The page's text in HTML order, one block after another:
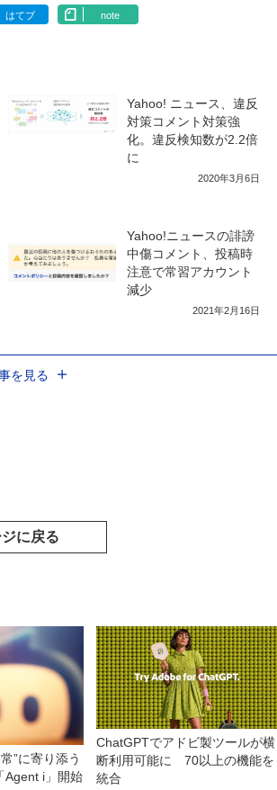
はてブ note
Yahoo! ニュース、違反
対策コメント対策強
化。違反検知数が2.2倍
に
2020年3月6日
Yahoo!ニュースの誹謗
中傷コメント、投稿時
注意で常習アカウント
減少
2021年2月16日
を見る
ジに戻る
”に寄り添う
Agent i」開始
ChatGPTでアドビ製ツールが横
断利用可能に 70以上の機能を
統合